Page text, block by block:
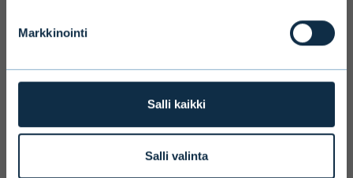
Markkinointi
Salli kaikki
Salli valinta
services to states outside of the EEA or
to citizens of these states may be
license. Users of the website are
personally responsible for any national